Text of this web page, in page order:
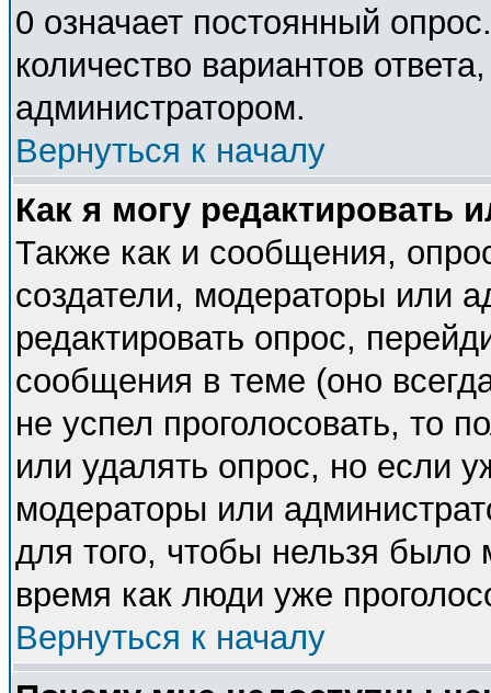
0 означает постоянный
количество вариантов
администратором.
Вернуться к началу
Как я могу редактировать
Также как и сообщения,
создатели, модераторы или
редактировать опрос,
сообщения в теме (оно
не успел проголосовать, то
или удалять опрос, но если
модераторы или
для того, чтобы нельзя было
время как люди уже
Вернуться к началу